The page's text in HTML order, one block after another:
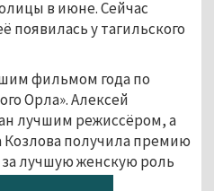
в июне. Сейчас
появилась у тагильского
фильмом года по
Орла». Алексей
лучшим режиссёром, а
Козлова получила премию
лучшую женскую роль